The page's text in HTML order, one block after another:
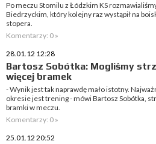
Po meczu Stomilu z Łódzkim KS
Biedrzyckim, który kolejny raz wystąpił na
stopera.
Komentarzy: 0 »
28.01.12 12:28
Bartosz Sobótka: Mogliśmy
więcej bramek
- Wynik jest tak naprawdę mało istotny.
okresie jest trening - mówi Bartosz Sobótka,
bramki w meczu.
Komentarzy: 0 »
25.01.12 20:52